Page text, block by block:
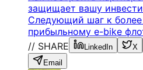
защищает вашу
Следующий шаг к
прибыльному e-bike
// SHARE
LinkedIn X
Email